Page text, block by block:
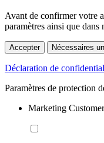
Avant de confirmer votre
paramètres ainsi que dans
Accepter Nécessaires
Déclaration de
Paramètres de protection
Marketing